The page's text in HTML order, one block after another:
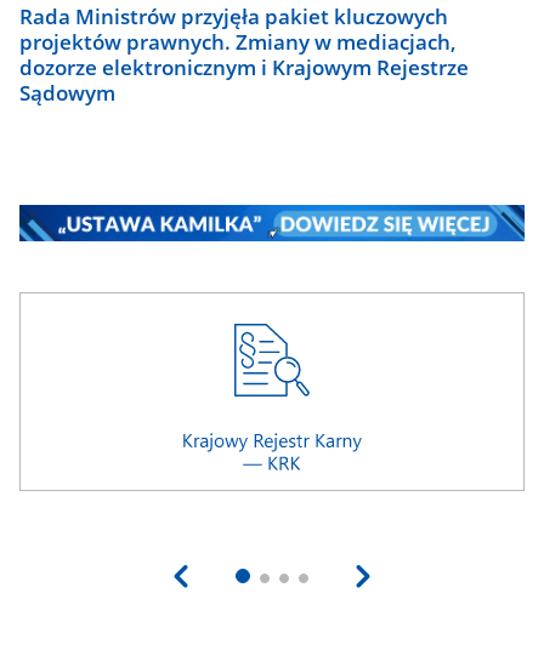
Rada Ministrów przyjęła pakiet kluczowych
projektów prawnych. Zmiany w mediacjach,
dozorze elektronicznym i Krajowym Rejestrze
Sądowym